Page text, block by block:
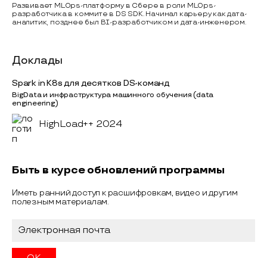
Развивает MLOps-платформу в Сбере в роли MLOps-
разработчика в коммите в DS SDK. Начинал карьеру как дата-
аналитик, позднее был BI-разработчиком и дата-инженером.
Доклады
Spark in K8s для десятков DS-команд
BigData и инфраструктура машинного обучения (data
engineering)
HighLoad++ 2024
Быть в курсе обновлений программы
Иметь ранний доступ к расшифровкам, видео и другим
полезным материалам.